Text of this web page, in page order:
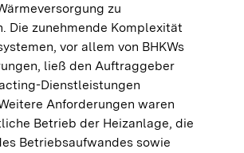
zu
Die zunehmende Komplexität
vor allem von BHKWs
ließ den Auftraggeber
Dienstleistungen
Anforderungen waren
Betrieb der Heizanlage, die
Betriebsaufwandes sowie